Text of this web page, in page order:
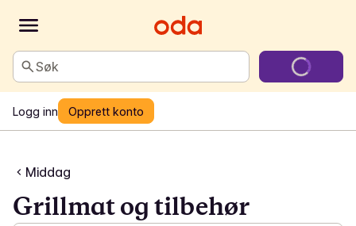
Søk
Logg inn Opprett konto
Middag
Grillmat og tilbehør
25 min